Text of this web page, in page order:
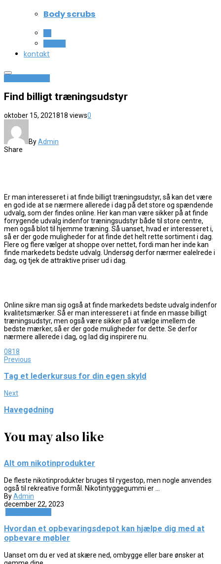
Body scrubs
kontakt
Find billigt træningsudstyr
oktober 15, 2021818 views0
ByAdmin
Share
Er man interesseret i at finde billigt træningsudstyr, så kan det være
en god ide at se nærmere allerede i dag på det store og spændende
udvalg, som der findes online. Her kan man være sikker på at finde
forrygende udvalg indenfor træningsudstyr både til store centre,
men også blot til hjemme træning. Så uanset, hvad er interesseret i,
så er der gode muligheder for at finde det helt rette sortiment i dag.
Flere og flere vælger at shoppe over nettet, fordi man her inde kan
finde markedets bedste udvalg. Undersøg derfor nærmer ealelrede i
dag, og tjek de attraktive priser ud i dag.
Online sikre man sig også at finde markedets bedste udvalg indenfor
kvalitetsmærker. Så er man interesseret i at finde en masse billigt
træningsudstyr, men også være sikker på at vælge imellem de
bedste mærker, så er der gode muligheder for dette. Se derfor
nærmere allerede i dag, og lad dig inspirere nu.
0818
Previous
Tag et lederkursus for din egen skyld
Next
Havegødning
You may also like
Alt om nikotinprodukter
De fleste nikotinprodukter bruges til rygestop, men nogle anvendes
også til rekreative formål. Nikotintyggegummi er ...
ByAdmin
december 22, 2023
Hvordan et opbevaringsdepot kan hjælpe dig med at
opbevare møbler
Uanset om du er ved at skære ned, ombygge eller bare ønsker at